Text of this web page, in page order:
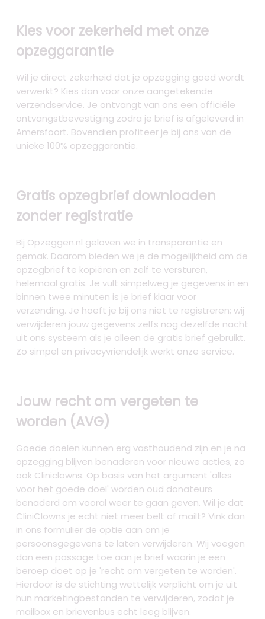
Kies voor zekerheid met onze
opzeggarantie
Wil je direct zekerheid dat je opzegging goed wordt
verwerkt? Kies dan voor onze aangetekende
verzendservice. Je ontvangt van ons een officiële
ontvangstbevestiging zodra je brief is afgeleverd in
Amersfoort. Bovendien profiteer je bij ons van de
unieke 100% opzeggarantie.
Gratis opzegbrief downloaden
zonder registratie
Bij Opzeggen.nl geloven we in transparantie en
gemak. Daarom bieden we je de mogelijkheid om de
opzegbrief te kopiëren en zelf te versturen,
helemaal gratis. Je vult simpelweg je gegevens in en
binnen twee minuten is je brief klaar voor
verzending. Je hoeft je bij ons niet te registreren; wij
verwijderen jouw gegevens zelfs nog dezelfde nacht
uit ons systeem als je alleen de gratis brief gebruikt.
Zo simpel en privacyvriendelijk werkt onze service.
Jouw recht om vergeten te
worden (AVG)
Goede doelen kunnen erg vasthoudend zijn en je na
opzegging blijven benaderen voor nieuwe acties, zo
ook Cliniclowns. Op basis van het argument 'alles
voor het goede doel' worden oud donateurs
benaderd om vooral weer te gaan geven. Wil je dat
CliniClowns je echt niet meer belt of mailt? Vink dan
in ons formulier de optie aan om je
persoonsgegevens te laten verwijderen. Wij voegen
dan een passage toe aan je brief waarin je een
beroep doet op je 'recht om vergeten te worden'.
Hierdoor is de stichting wettelijk verplicht om je uit
hun marketingbestanden te verwijderen, zodat je
mailbox en brievenbus echt leeg blijven.